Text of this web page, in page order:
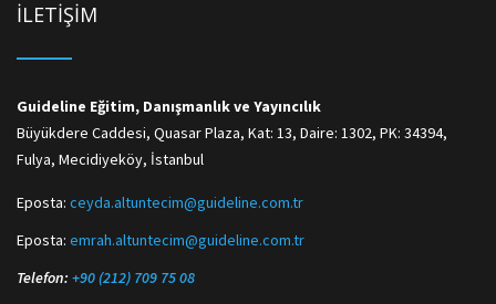
İLETİŞİM
Guideline Eğitim, Danışmanlık ve Yayıncılık
Büyükdere Caddesi, Quasar Plaza, Kat: 13, Daire: 1302, PK: 34394,
Fulya, Mecidiyeköy, İstanbul
Eposta: ceyda.altuntecim@guideline.com.tr
Eposta: emrah.altuntecim@guideline.com.tr
Telefon: +90 (212) 709 75 08